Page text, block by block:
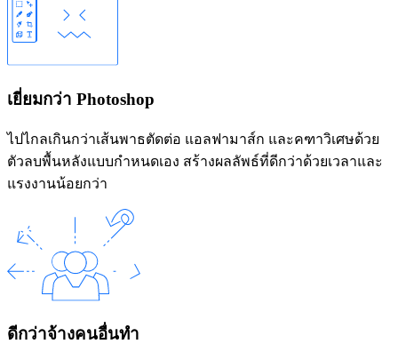
เยี่ยมกว่า Photoshop
ไปไกลเกินกว่าเส้นพาธตัดต่อ แอลฟามาส์ก และคฑาวิเศษด้วย
ตัวลบพื้นหลังแบบกำหนดเอง สร้างผลลัพธ์ที่ดีกว่าด้วยเวลาและ
แรงงานน้อยกว่า
ดีกว่าจ้างคนอื่นทำ